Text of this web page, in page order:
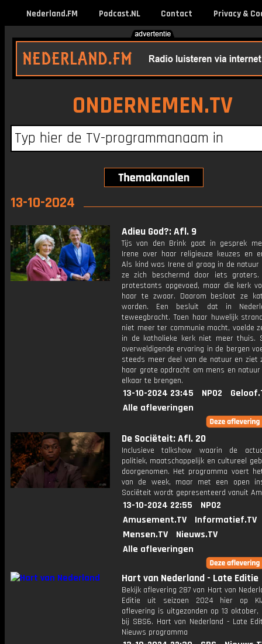
Nederland.FM Podcast.NL Contact Privacy &
ONDERNEMEN.TV
13-10-2024
Adieu God?: Afl. 9
Tijs van den Brink gaat in gesprek
Irene over haar religieuze keuzes en
Als kind was Irene al graag in de natuur
ze zich beschermd door iets
protestants opgevoed, maar die kerk
haar te zwaar. Daarom besloot ze
worden. Een besluit dat in
teweegbracht. Toen haar huwelijk
niet meer ter communie mocht, voelde
in de katholieke kerk niet meer thuis.
overweldigende ervaring in de bergen
steeds meer deel van de natuur en ziet
haar grote opdracht om mens en
elkaar te brengen.
13-10-2024 23:45 NPO2
Alle afleveringen
De Sociëteit: Afl. 20
Inclusieve talkshow waarin de
politiek, maatschappelijk en cultureel
doorgenomen. Het programma voert
van de week, maar met een open
Sociëteit wordt gepresenteerd vanuit
13-10-2024 22:55
NPO2
Amusement.TV
Informatief.TV
Mensen.TV
Nieuws.TV
Alle afleveringen
Hart van Nederland - Late Editie
Bekijk aflevering 287 van Hart van
Editie uit seizoen 2024 hier op
aflevering is uitgezonden op 13 oktober,
bij SBS6. Hart van Nederland - Late
Nieuws programma